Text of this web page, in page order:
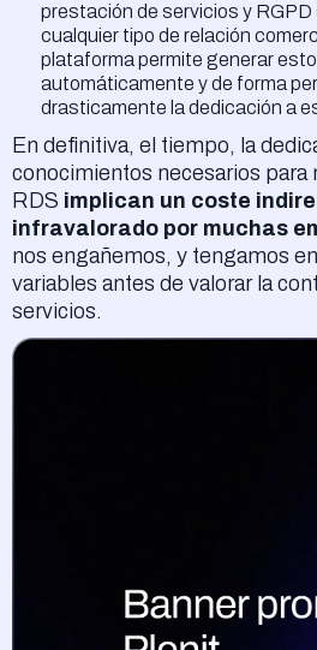
prestación de servicios y
cualquier tipo de relación
plataforma permite generar
automáticamente y de forma
drasticamente la dedicación a
En definitiva, el tiempo, la
conocimientos necesarios para
RDS implican un coste
infravalorado por muchas
nos engañemos, y tengamos
variables antes de valorar la
servicios.